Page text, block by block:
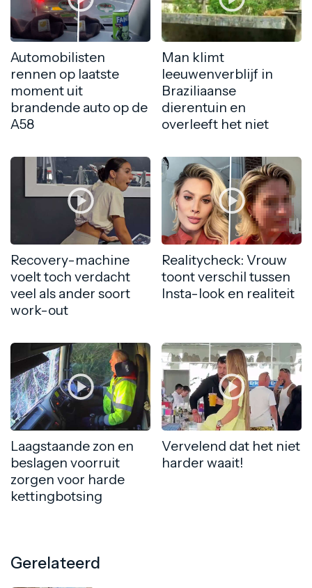
Automobilisten
rennen op laatste
moment uit
brandende auto op de
A58
Man klimt
leeuwenverblijf in
Braziliaanse
dierentuin en
overleeft het niet
Recovery-machine
voelt toch verdacht
veel als ander soort
work-out
Realitycheck: Vrouw
toont verschil tussen
Insta-look en realiteit
Laagstaande zon en
beslagen voorruit
zorgen voor harde
kettingbotsing
Vervelend dat het niet
harder waait!
Gerelateerd